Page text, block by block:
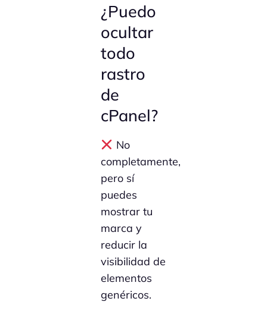
¿Puedo
ocultar
todo
rastro
de
cPanel?
No
completamente,
pero sí
puedes
mostrar tu
marca y
reducir la
visibilidad de
elementos
genéricos.